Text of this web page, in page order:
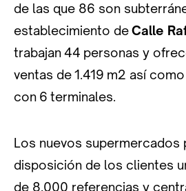
de las que 86 son
establecimiento deCalle
trabajan 44 personas y
ventas de 1.419 m2 así
con 6 terminales.
Los nuevos supermercados
disposición de los clientes
de 8.000 referencias y